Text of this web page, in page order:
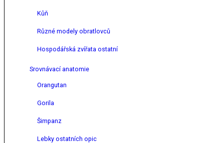
Kůň
Různé modely obratlovců
Hospodářská zvířata ostatní
Srovnávací anatomie
Orangutan
Gorila
Šimpanz
Lebky ostatních opic